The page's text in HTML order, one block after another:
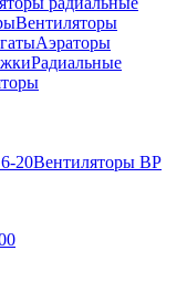
Вентиляторы
Аэраторы
Радиальные
20Вентиляторы ВР